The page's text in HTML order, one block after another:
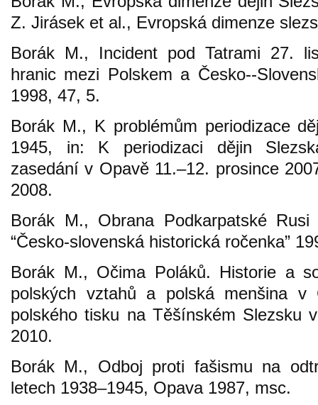
Z. Jirásek et al., Evropská dimenze
Borák M., Incident pod Tatrami 27.
hranic mezi Polskem a Česko--
1998, 47, 5.
Borák M., K problémům periodizace
1945, in: K periodizaci dějin
zasedání v Opavě 11.–12. prosince
2008.
Borák M., Obrana Podkarpatské
“Česko-slovenská historická ročenka”
Borák M., Očima Poláků. Historie a
polských vztahů a polská menšina v
polského tisku na Těšínském Slezsku
2010.
Borák M., Odboj proti fašismu na
letech 1938–1945, Opava 1987, msc.